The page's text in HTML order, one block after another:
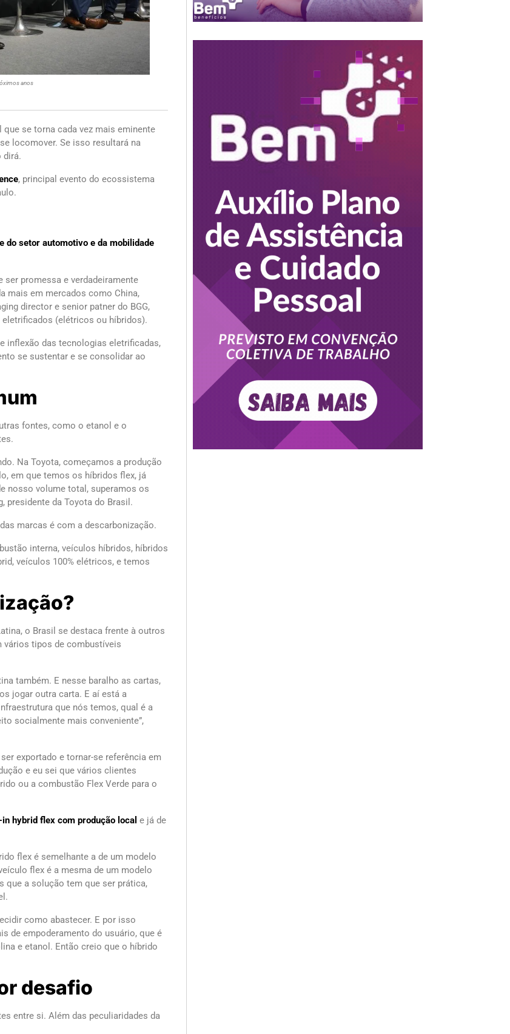
anos
se torna cada vez mais eminente
locomover. Se isso resultará na
dirá.
, principal evento do ecossistema
do setor automotivo e da mobilidade
promessa e verdadeiramente
mais em mercados como China,
director e senior patner do BGG,
eletrificados (elétricos ou híbridos).
inflexão das tecnologias eletrificadas,
se sustentar e se consolidar ao
fontes, como o etanol e o
Na Toyota, começamos a produção
em que temos os híbridos flex, já
nosso volume total, superamos os
presidente da Toyota do Brasil.
marcas é com a descarbonização.
interna, veículos híbridos, híbridos
veículos 100% elétricos, e temos
o Brasil se destaca frente à outros
vários tipos de combustíveis
também. E nesse baralho as cartas,
jogar outra carta. E aí está a
que nós temos, qual é a
socialmente mais conveniente”,
exportado e tornar-se referência em
e eu sei que vários clientes
ou a combustão Flex Verde para o
hybrid flex com produção local e já de
flex é semelhante a de um modelo
flex é a mesma de um modelo
que a solução tem que ser prática,
como abastecer. E por isso
de empoderamento do usuário, que é
e etanol. Então creio que o híbrido
desafio
entre si. Além das peculiaridades da